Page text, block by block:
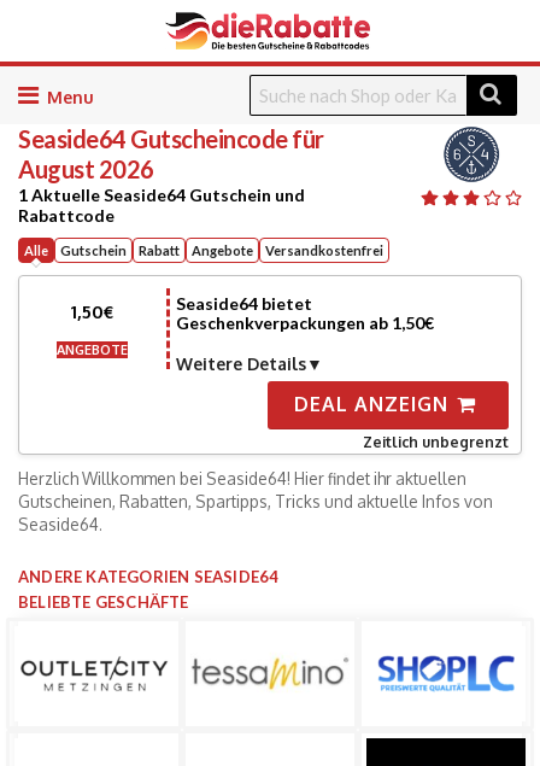
Skip
content
Seaside64 Gutscheincode für
August 2026
1 Aktuelle Seaside64 Gutschein und
Rabattcode
Alle Gutschein Rabatt Angebote Versandkostenfrei
1,50€
ANGEBOTE
Seaside64 bietet
Geschenkverpackungen ab 1,50€
Weitere Details
DEAL ANZEIGN
Zeitlich unbegrenzt
Herzlich Willkommen bei Seaside64! Hier findet ihr aktuellen
Gutscheinen, Rabatten, Spartipps, Tricks und aktuelle Infos von
Seaside64.
ANDERE KATEGORIEN SEASIDE64
BELIEBTE GESCHÄFTE